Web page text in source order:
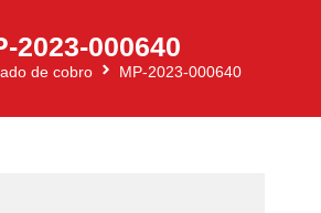
2023-000640
de cobro MP-2023-000640